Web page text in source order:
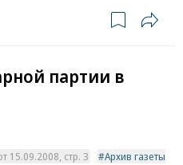
партии в
15.09.2008, стр. 3
Архив газеты